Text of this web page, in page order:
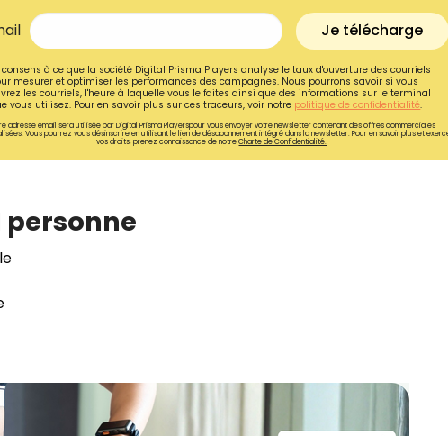
Je télécharge
consens à ce que la société Digital Prisma Players analyse le taux d'ouverture des courriels
mesurer et optimiser les performances des campagnes. Nous pourrons savoir si vous
les courriels, l'heure à laquelle vous le faites ainsi que des informations sur le terminal
vous utilisez. Pour en savoir plus sur ces traceurs, voir notre politique de confidentialité.
adresse email sera utilisée par Digital Prisma Playerspour vous envoyer votre newsletter contenant des offres commerciales
Vous pourrez vous désinscrire en utilisant le lien de désabonnement intégré dans la newsletter. Pour en savoir plus et
vos droits, prenez connaissance de notreCharte de Confidentialité.
personne